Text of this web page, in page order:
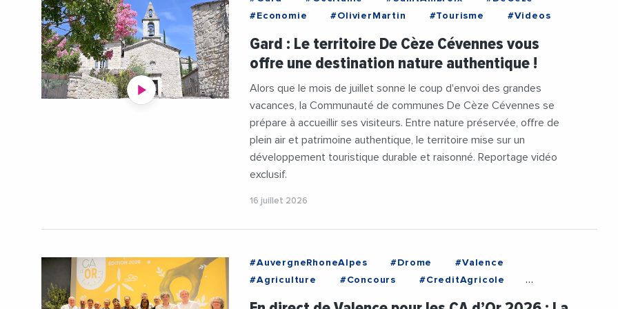
#Economie
#OlivierMartin #Tourisme #Videos
Gard : Le territoire De Cèze Cévennes vous
offre une destination nature authentique !
Alors que le mois de juillet sonne le coup d'envoi des grandes
vacances, la Communauté de communes De Cèze Cévennes se
prépare à accueillir ses visiteurs. Entre nature préservée, offre de
plein air et patrimoine authentique, le territoire mise sur un
développement touristique durable et raisonné. Reportage vidéo
exclusif.
16 juillet 2026
#AuvergneRhoneAlpes #Drome
#Valence
#Agriculture
#Concours
#CreditAgricole